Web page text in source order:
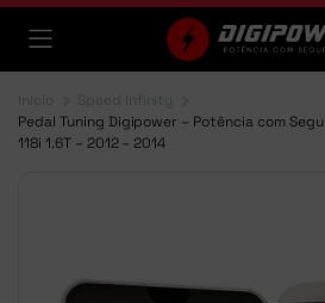
Pedal Tuning Digipower – Potência com
118i 1.6T – 2012 – 2014